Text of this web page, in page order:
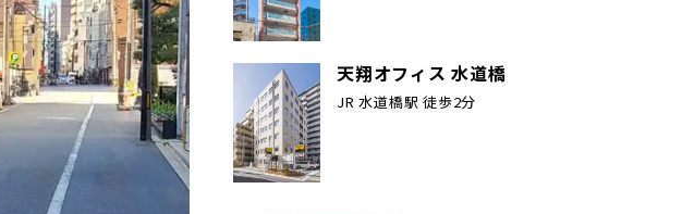
天翔オフィス 水道橋
JR 水道橋駅 徒歩2分